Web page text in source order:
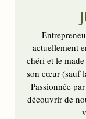
actuellement
chéri et le
son cœur (sauf
Passionnée
découvrir de